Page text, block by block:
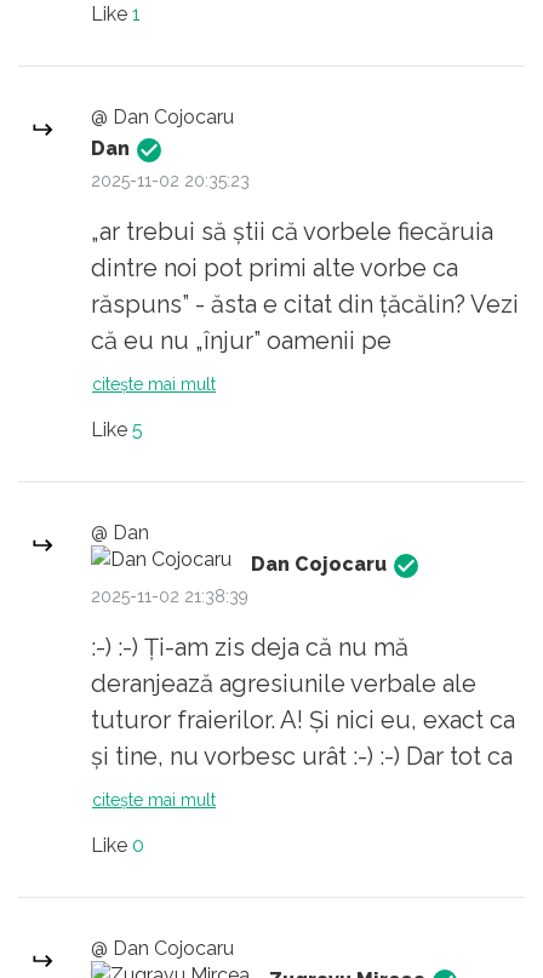
asta. Ar fi normal să-ți asumi și tu
consecințele vorbelor tale. Că tu nu
înjuri așa, în pustiu. Înjuri alți oameni,
care deci au dreptul să-ți răspundă.....
P.S. Văd că pe lângă cuvintele tale de
bază, memorate ca un papagal, adică
”putincurist” și ”criptocomunist”, ai
căutat să mai înveți unul nou, la fel de
urât. Dar e bine. Avansezi, ești
ambițios. Dă-i înainte. Pe mine nu mă
deranjează replicile papagalilor ca
Like 1
@ Dan Cojocaru
Dan
2025-11-02 20:35:23
„ar trebui să știi că vorbele fiecăruia
dintre noi pot primi alte vorbe ca
răspuns” - ăsta e citat din țăcălin? Vezi
că eu nu „înjur” oamenii pe
„Republica”, ci doar arăt adevărata față
OK să-i zică unui cititor „Republica” că
e „LUPTĂTOR CU GURA PLINĂ”, dar
când cititorul „Republica” observă că
asta denotă scatofilie, gata,
putincuristul nu mai suportă cuvintele
„la fel de urâte”. Urâți sunteți voi,
cozile de topor ale rusiei, la suflet.
citește mai mult
Like 5
@ Dan
Dan Cojocaru
2025-11-02 21:38:39
:-) :-) Ți-am zis deja că nu mă
deranjează agresiunile verbale ale
tuturor fraierilor. A! Și nici eu, exact ca
și tine, nu vorbesc urât :-) :-) Dar tot ca
și tine, ”doar arăt adevărata față” a
citește mai mult
Like 0
@ Dan Cojocaru